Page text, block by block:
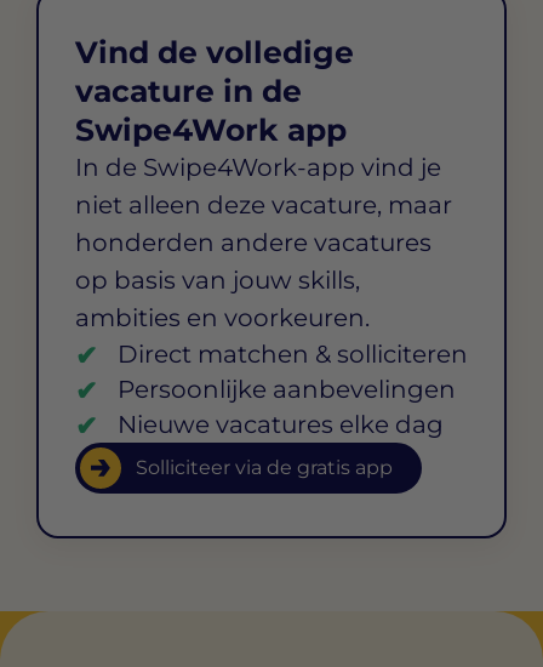
Vind de volledige
vacature in de
Swipe4Work app
In de Swipe4Work-app vind je
niet alleen deze vacature, maar
honderden andere vacatures
op basis van jouw skills,
ambities en voorkeuren.
Direct matchen & solliciteren
Persoonlijke aanbevelingen
Nieuwe vacatures elke dag
Solliciteer via de gratis app